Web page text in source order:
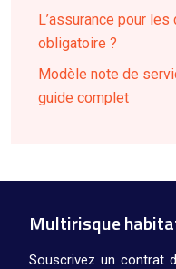
L’assurance pour
obligatoire ?
Modèle note de
guide complet
Multirisque
Souscrivez un contrat